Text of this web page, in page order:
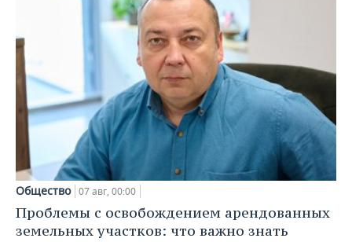
Общество 07 авг, 00:00
Проблемы с освобождением арендованных
земельных участков: что важно знать